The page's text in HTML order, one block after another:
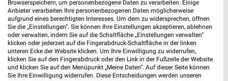
23558 Lübeck
235,70 km
Sonderposten Angebote für Ratzeburg und
Umgebung
Browserspeichern, um personenbezogene Daten zu verarbeiten. Einige
Anbieter verarbeiten Ihre personenbezogenen Daten möglicherweise
aufgrund eines berechtigten Interesses. Um dem zu widersprechen, öffnen
Sie die „Einstellungen“. Sie können Ihre Einstellungen akzeptieren, ablehnen
oder verwalten, indem Sie auf die Schaltfläche „Einstellungen verwalten“
klicken oder jederzeit auf die Fingerabdruck-Schaltfläche in der linken
unteren Ecke der Website klicken. Um Ihre Einwilligung zu widerrufen,
klicken Sie auf den Fingerabdruck oder den Link in der Fußzeile der Website
und klicken Sie auf den Menüpunkt „Meine Daten“. Auf dieser Seite können
Sie Ihre Einwilligung widerrufen. Diese Entscheidungen werden unseren